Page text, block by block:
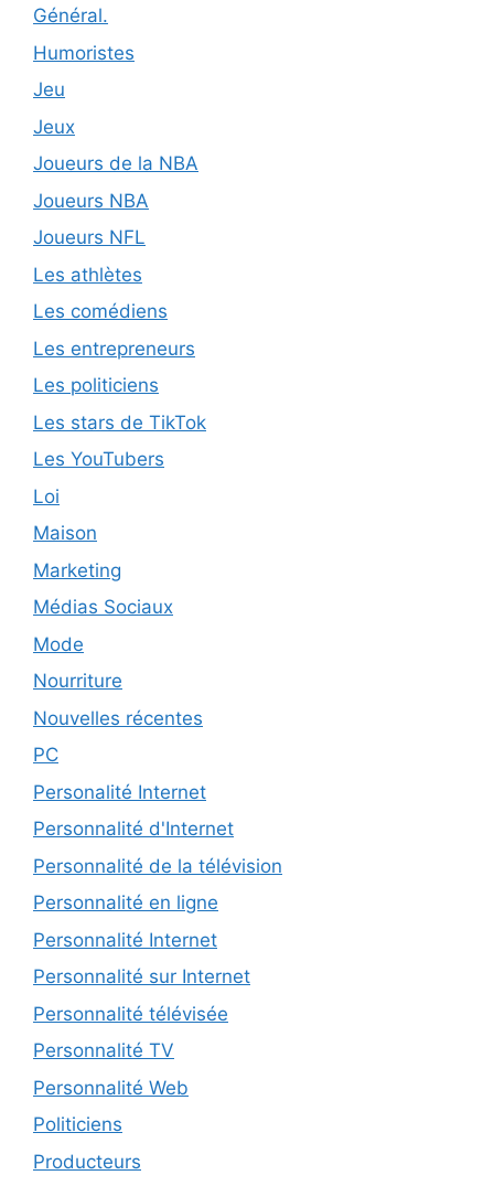
Général.
Humoristes
Jeu
Jeux
Joueurs de la NBA
Joueurs NBA
Joueurs NFL
Les athlètes
Les comédiens
Les entrepreneurs
Les politiciens
Les stars de TikTok
Les YouTubers
Loi
Maison
Marketing
Médias Sociaux
Mode
Nourriture
Nouvelles récentes
PC
Personalité Internet
Personnalité d'Internet
Personnalité de la télévision
Personnalité en ligne
Personnalité Internet
Personnalité sur Internet
Personnalité télévisée
Personnalité TV
Personnalité Web
Politiciens
Producteurs